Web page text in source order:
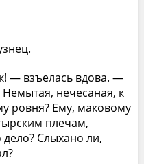
— взъелась вдова. —
нечесаная, к
ровня? Ему, маковому
плечам,
дело? Слыхано ли,